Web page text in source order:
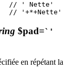
// ' Nette'
$pad=`'
en répétant la